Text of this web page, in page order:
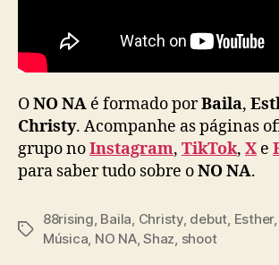
ONO NA é formado porBaila,
Christy. Acompanhe as páginas
grupo noInstagram, TikTok, X e
para saber tudo sobre oNO NA.
T
88rising, Baila, Christy, debut, Esther,
Música, NO NA,Shaz, shoot